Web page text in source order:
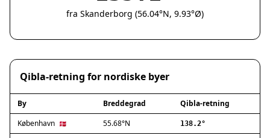
Køge
Holstebro
Taastrup
Sønderborg
Holbæk
Svendborg
Hjørring
fra Skanderborg (56.04°N, 9.93°Ø)
Qibla-retning for nordiske byer
By Breddegrad
Qibla-retning
København 🇩🇰 55.68°N 138.2°